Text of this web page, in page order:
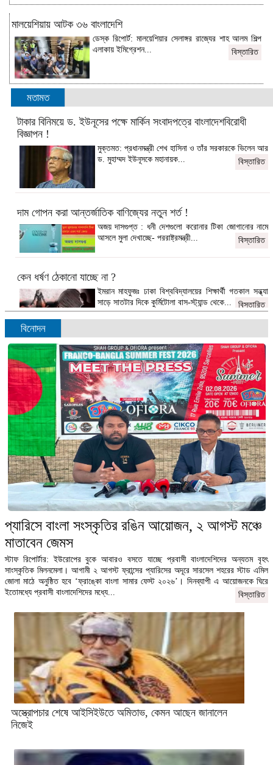
মালয়েশিয়ায় আটক ৩৬ বাংলাদেশি
ডেস্ক রিপোর্ট: মালয়েশিয়ার সেলাঙ্গর রাজ্যের শাহ আলম শিল্প
এলাকায় ইমিগ্রেশন...
বিস্তারিত
মতামত
টাকার বিনিময়ে ড. ইউনূসের পক্ষে মার্কিন সংবাদপত্রে বাংলাদেশবিরোধী
বিজ্ঞাপন !
মুক্তমত: প্রধানমন্ত্রী শেখ হাসিনা ও তাঁর সরকারকে ভিলেন আর
ড. মুহাম্মদ ইউনূসকে মহানায়ক...
বিস্তারিত
দাম গোপন করা আন্তর্জাতিক বাণিজ্যের নতুন শর্ত !
অজয় দাসগুপ্ত : ধনী দেশগুলো করোনার টিকা জোগানোর নামে
আসলে মুলা দেখাচ্ছে- পররাষ্ট্রমন্ত্রী...
বিস্তারিত
কেন ধর্ষণ ঠেকানো যাচ্ছে না ?
ইমরান মাহফুজঃ ঢাকা বিশ্ববিদ্যালয়ের শিক্ষার্থী গতকাল সন্ধ্যা
সাড়ে সাতটার দিকে কুর্মিটোলা বাস-স্ট্যান্ড থেকে...
বিস্তারিত
মায়ের কাছে থেকে সন্তান চিনছে অক্ষর, শিখছে ভাষা
ডেস্ক রিপোর্টঃ শিশুর অর্থবোধক অস্পষ্ট বাক প্রয়াসের মতো কি
একটা শব্দ হয়ে বেরিয়ে...
বিস্তারিত
ফলাফল প্রত্যাখ্যান করলেও বিএনপি ধ্বংসাত্মক কোনো কর্মসূচি দেয়নি:
সোহরাব হাসান
ডেক্স রিপোর্টঃ নির্বাচনের পর বিএনপি ফলাফল প্রত্যাখ্যান
করলেও কোনো ধ্বংসাত্মক কর্মসূচি নেয়নি বলে...
বিস্তারিত
বিনোদন
প্যারিসে বাংলা সংস্কৃতির রঙিন আয়োজন, ২ আগস্ট মঞ্চে
মাতাবেন জেমস
স্টাফ রিপোর্টার: ইউরোপের বুকে আবারও বসতে যাচ্ছে প্রবাসী বাংলাদেশিদের অন্যতম বৃহৎ
সাংস্কৃতিক মিলনমেলা। আগামী ২ আগস্ট ফ্রান্সের প্যারিসের অদূরে সারসেল শহরের স্টাড এমিল
জোলা মাঠে অনুষ্ঠিত হবে ‘ফ্রাঙ্কো বাংলা সামার ফেস্ট ২০২৬’। দিনব্যাপী এ আয়োজনকে ঘিরে
ইতোমধ্যে প্রবাসী বাংলাদেশিদের মধ্যে...
বিস্তারিত
অস্ত্রোপচার শেষে আইসিইউতে অমিতাভ, কেমন আছেন জানালেন
নিজেই